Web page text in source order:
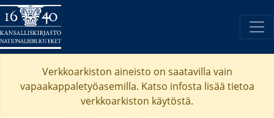
Verkkoarkiston aineisto on saatavilla vain
vapaakappaletyöasemilla. Katso infosta lisää tietoa
verkkoarkiston käytöstä.